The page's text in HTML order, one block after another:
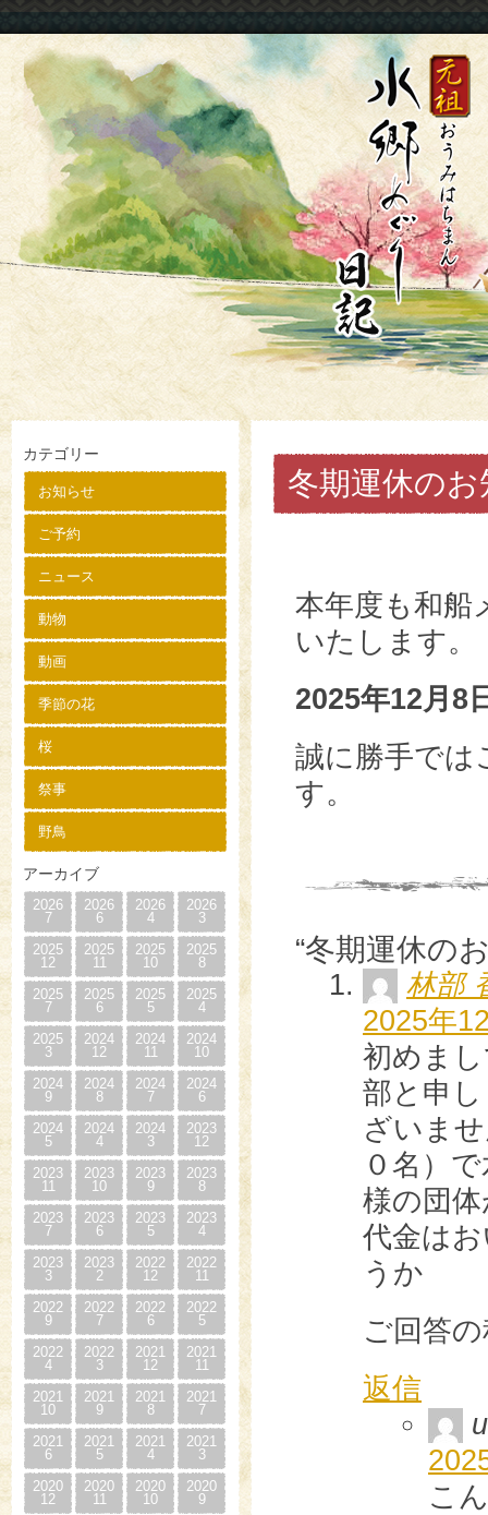
カテゴリー
お知らせ
ご予約
ニュース
動物
動画
季節の花
桜
祭事
野鳥
アーカイブ
2026
7
2026
6
2026
4
2026
3
2025
12
2025
11
2025
10
2025
8
2025
7
2025
6
2025
5
2025
4
2025
3
2024
12
2024
11
2024
10
2024
9
2024
8
2024
7
2024
6
2024
5
2024
4
2024
3
2023
12
2023
11
2023
10
2023
9
2023
8
2023
7
2023
6
2023
5
2023
4
2023
3
2023
2
2022
12
2022
11
2022
9
2022
7
2022
6
2022
5
2022
4
2022
3
2021
12
2021
11
2021
10
2021
9
2021
8
2021
7
2021
6
2021
5
2021
4
2021
3
2020
12
2020
11
2020
10
2020
9
冬期運休の
本年度も和船
いたします。
2025年12月8
誠に勝手では
す。
“冬期運休の
林部
2025年
初めま
部と申
ざいま
０名）
様の団
代金は
うか
ご回答
返信
こ